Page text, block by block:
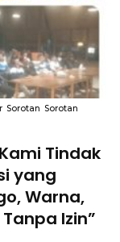
Sorotan Sorotan
Tindak
yang
Warna,
Izin”